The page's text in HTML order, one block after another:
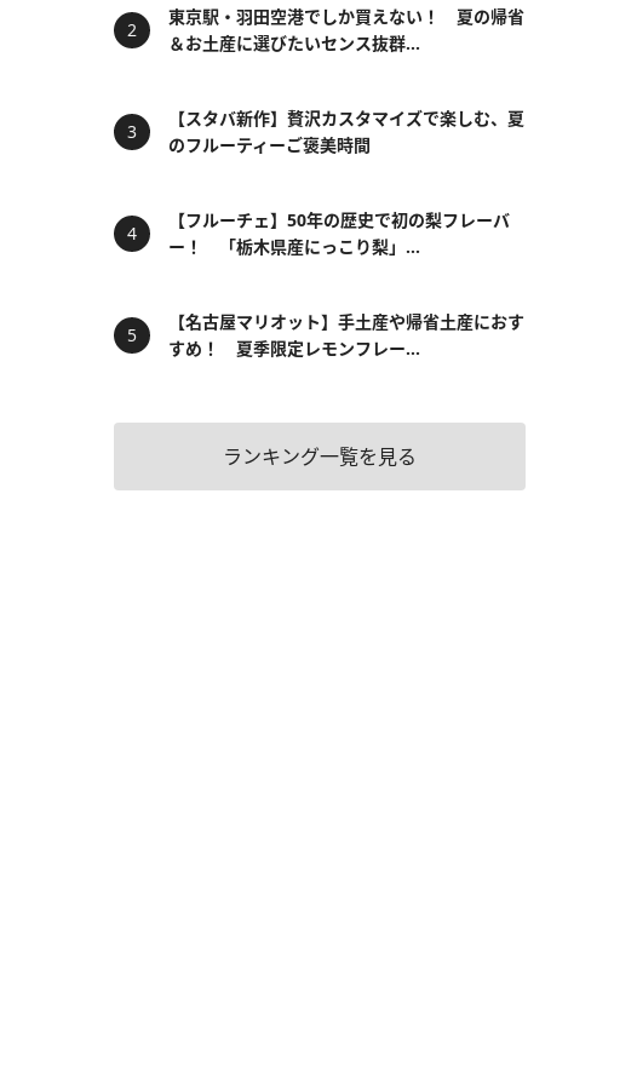
東京駅・羽田空港でしか買えない！ 夏の帰省
＆お土産に選びたいセンス抜群...
【スタバ新作】贅沢カスタマイズで楽しむ、夏
のフルーティーご褒美時間
【フルーチェ】50年の歴史で初の梨フレーバ
ー！ 「栃木県産にっこり梨」...
【名古屋マリオット】手土産や帰省土産におす
すめ！ 夏季限定レモンフレー...
ランキング一覧を見る